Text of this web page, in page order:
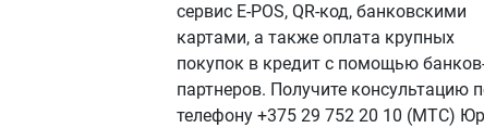
сервис E-POS, QR-код, банковскими
картами, а также оплата крупных
покупок в кредит с помощью
партнеров. Получите консультацию
телефону +375 29 752 20 10 (МТС)